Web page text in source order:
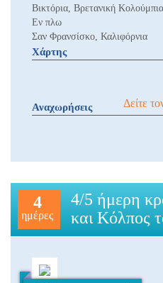
Βικτόρια, Βρετανική Κολούμπια
Εν πλω
Σαν Φρανσίσκο, Καλιφόρνια
Χάρτης
Δείτε
Αναχωρήσεις
4
ημέρες
4/5 ήμερη
και Κόλπος